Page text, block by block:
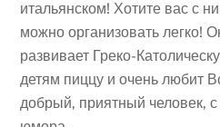
итальянском! Хотите вас с
можно организовать легко!
развивает Греко-
детям пиццу и очень любит
добрый, приятный человек,